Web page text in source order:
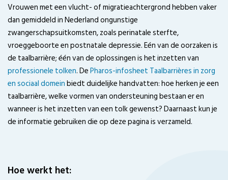
Vrouwen met een vlucht- of migratieachtergrond hebben vaker
dan gemiddeld in Nederland ongunstige
zwangerschapsuitkomsten, zoals perinatale sterfte,
vroeggeboorte en postnatale depressie. Eén van de oorzaken is
de taalbarrière; één van de oplossingen is het inzetten van
professionele tolken. DePharos-infosheet Taalbarrières in zorg
en sociaal domeinbiedt duidelijke handvatten: hoe herken je een
taalbarrière, welke vormen van ondersteuning bestaan er en
wanneer is het inzetten van een tolk gewenst? Daarnaast kun je
de informatie gebruiken die op deze pagina is verzameld.
Hoe werkt het: